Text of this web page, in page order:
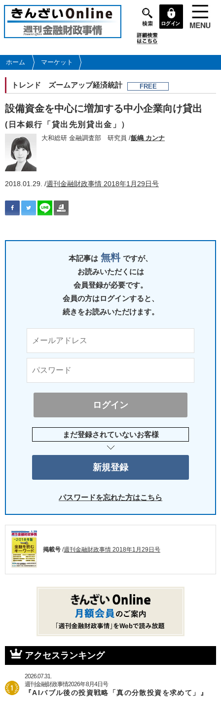
メ
イ
コ
ン
ツ
に
移
動
ホーム マーケット
トレンド ズームアップ経済統計 FREE
設備資金を中心に増加する中小企業向け貸出
(日本銀行「貸出先別貸出金」）
大和総研 金融調査部 研究員 /飯嶋 カンナ
2018.01.29. /週刊金融財政事情 2018年1月29日号
本記事は 無料 ですが、
お読みいただくには
会員登録が必要です。
会員の方はログインすると、
続きをお読みいただけます。
まだ登録されていないお客様
パスワードを忘れた方はこちら
掲載号 /週刊金融財政事情 2018年1月29日号
アクセスランキング
2026.07.31.
週刊金融財政事情2026年8月4日号
『AIバブル後の投資戦略「真の分散投資を求めて」』